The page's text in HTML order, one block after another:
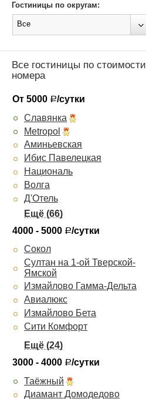
Гостиницы по округам:
Все
Все гостиницы по стоимости
номера
От 5000 Р/сутки
Славянка
Metropol
Аминьевская
Ибис Павелецкая
Националь
Волга
Д'Отель
Парк Тауэр
Рэдиссон Блу Белорусская
Crowne Plaza
Бентлей
Академическая
Уланская
Арбат
Президент-отель
Мандарин
Новотель Шереметьево
АСТ Гоф
Покровка Сьют Отель
Арарат Парк Хаятт
Максима Панорама
4000 - 5000 Р/сутки
Сокол
Султан на 1-ой Тверской-
Ямской
Измайлово Гамма-Дельта
Авиалюкс
Измайлово Бета
Сити Комфорт
Элемент
Viva Hotel
Эрмитаж
Измайлово Альфа
Коми
3000 - 4000 Р/сутки
Таёжный
Диамант Домодедово